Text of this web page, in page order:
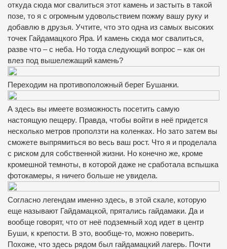
откуда сюда мог свалиться этот камень и застыть в такой
позе, то я с огромным удовольствием пожму вашу руку и
добавлю в друзья. Учтите, что это одна из самых высоких
точек Гайдамацкого Яра. И камень сюда мог свалиться,
разве что – с неба. Но тогда следующий вопрос – как он
влез под вышележащий камень?
Переходим на противоположный берег Бушанки.
А здесь вы имеете возможность посетить самую
настоящую пещеру. Правда, чтобы войти в неё придется
несколько метров проползти на коленках. Но зато затем вы
сможете выпрямиться во весь ваш рост. Что я и проделала
с риском для собственной жизни. Но конечно же, кроме
кромешной темноты, в которой даже не сработала вспышка
фотокамеры, я ничего больше не увидела.
Согласно легендам именно здесь, в этой скале, которую
еще называют Гайдамацкой, прятались гайдамаки. Да и
вообще говорят, что от неё подземный ход идет в центр
Буши, к крепости. В это, вообще-то, можно поверить.
Похоже, что здесь рядом был гайдамацкий лагерь. Почти